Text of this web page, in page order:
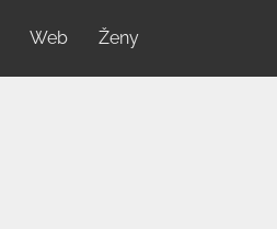
Web Ženy